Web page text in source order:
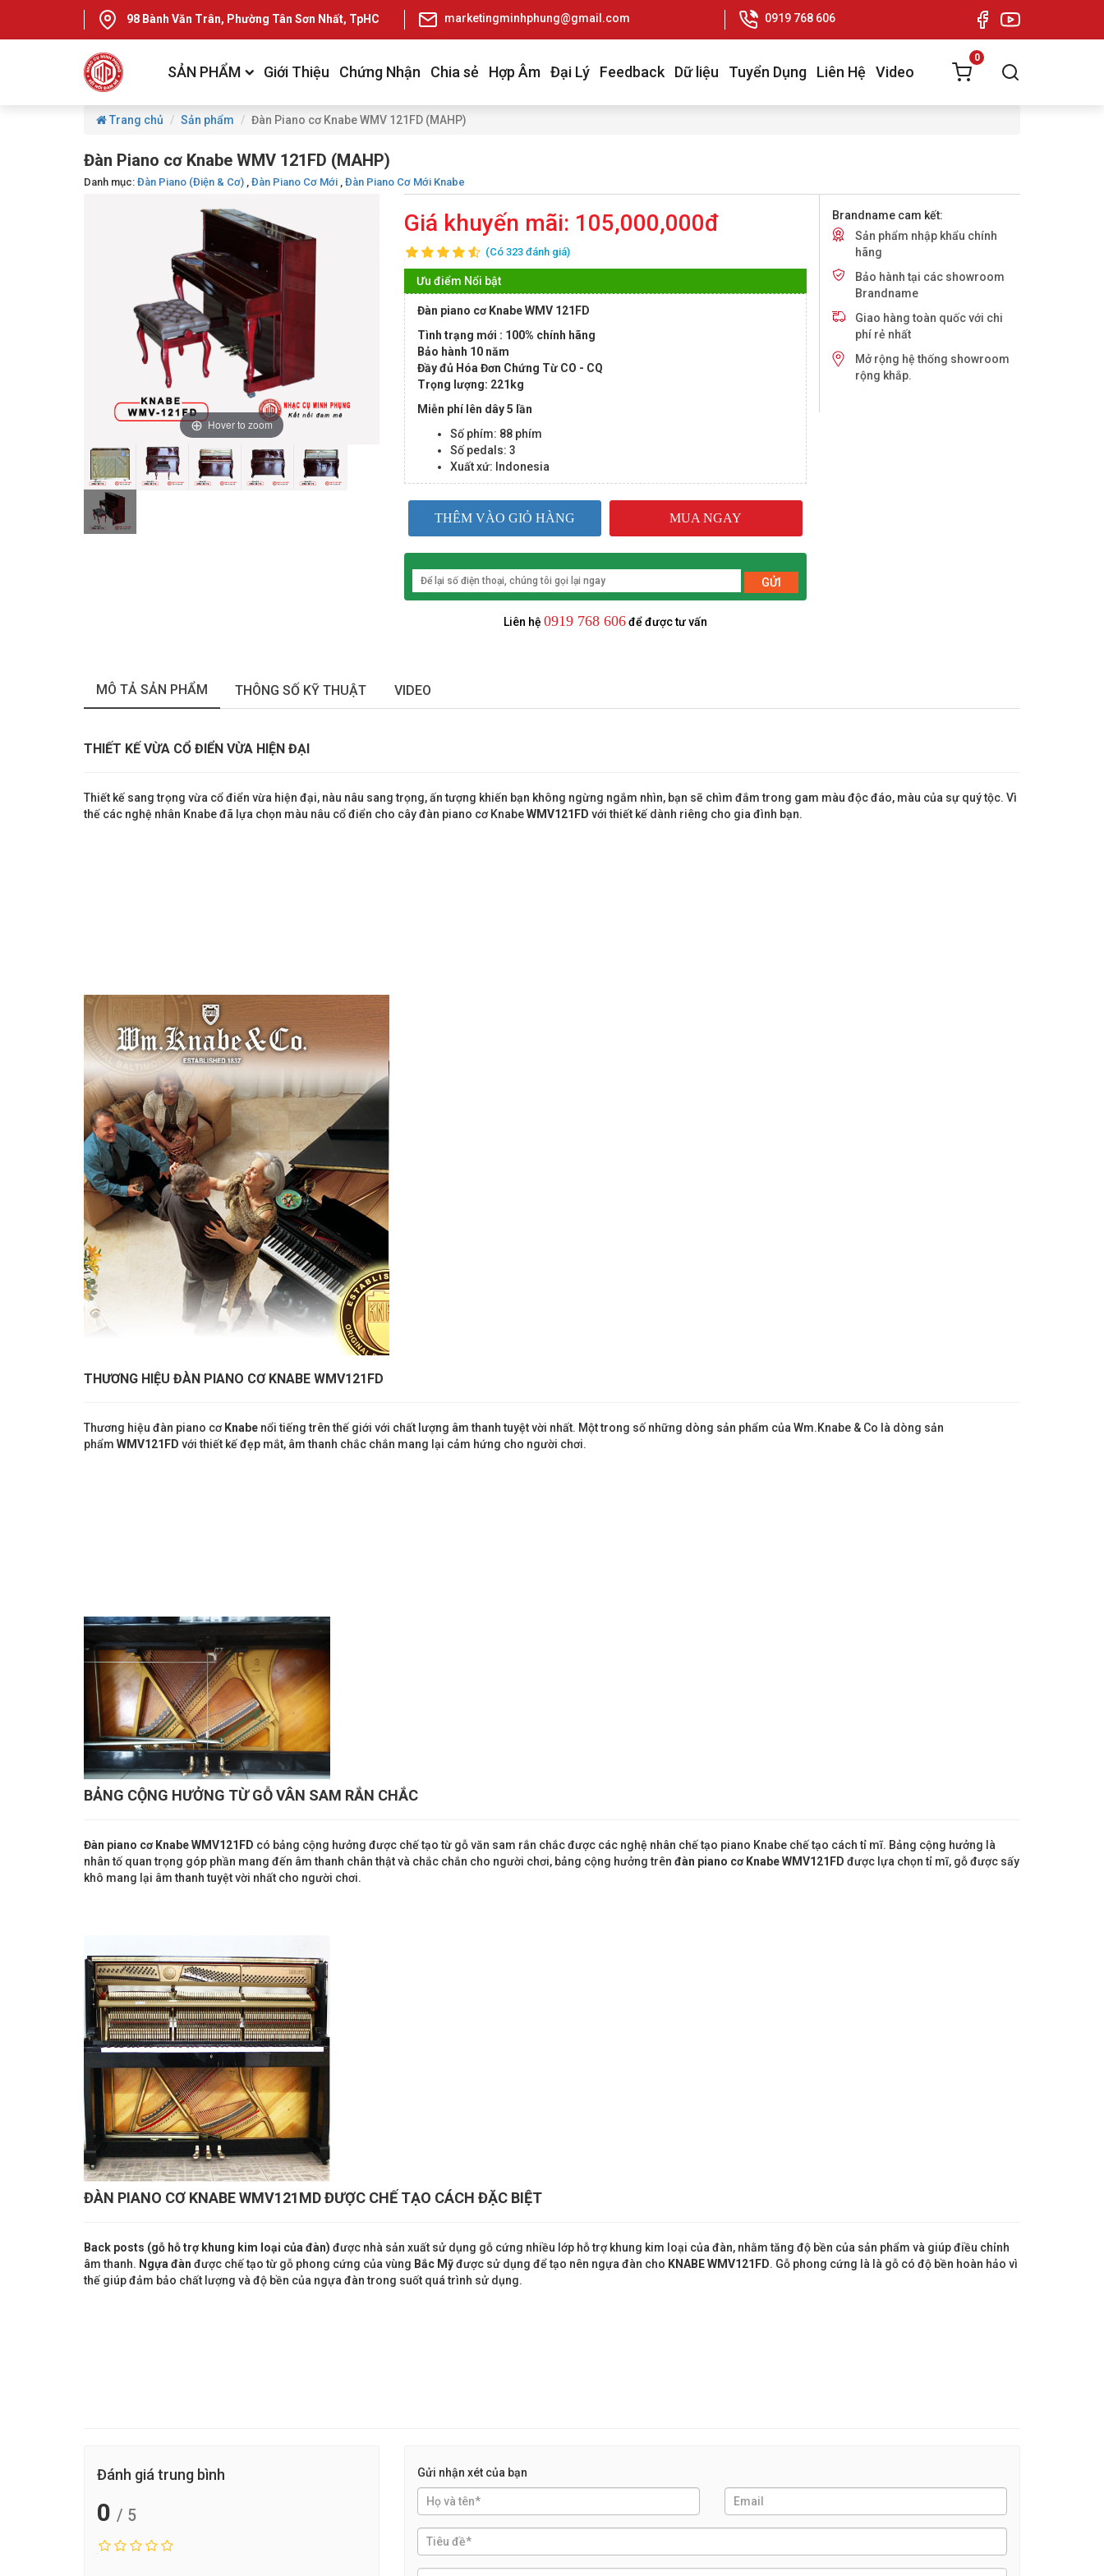
98 Bành Văn Trân, Phường Tân Sơn Nhất, TpHCM marketingminhphung@gmail.com 0919 768 606
SẢN PHẨM Giới Thiệu Chứng Nhận Chia sẻ Hợp Âm Đại Lý Feedback Dữ liệu Tuyển Dụng Liên Hệ Video
0
Trang chủ Sản phẩm Đàn Piano cơ Knabe WMV 121FD (MAHP)
Đàn Piano cơ Knabe WMV 121FD (MAHP)
Danh mục: Đàn Piano (Điện & Cơ) , Đàn Piano Cơ Mới , Đàn Piano Cơ Mới Knabe
Hover to zoom
Giá khuyến mãi: 105,000,000đ
(Có 323 đánh giá)
Ưu điểm Nổi bật
Đàn piano cơ Knabe WMV 121FD
Tình trạng mới : 100% chính hãng
Bảo hành 10 năm
Đầy đủ Hóa Đơn Chứng Từ CO - CQ
Trọng lượng: 221kg
Miễn phí lên dây 5 lần
Số phím: 88 phím
Số pedals: 3
Xuất xứ: Indonesia
THÊM VÀO GIỎ HÀNG MUA NGAY
GỬI
Liên hệ 0919 768 606để được tư vấn
Brandname cam kết:
Sản phẩm nhập khẩu chính
hãng
Bảo hành tại các showroom
Brandname
Giao hàng toàn quốc với chi
phí rẻ nhất
Mở rộng hệ thống showroom
rộng khắp.
MÔ TẢ SẢN PHẨM THÔNG SỐ KỸ THUẬT VIDEO
THIẾT KẾ VỪA CỔ ĐIỂN VỪA HIỆN ĐẠI
Thiết kế sang trọng vừa cổ điển vừa hiện đại, nàu nâu sang trọng, ấn tượng khiến bạn không ngừng ngắm nhìn, bạn sẽ chìm đắm trong gam màu độc đáo, màu của sự quý tộc. Vì
thế các nghệ nhân Knabe đã lựa chọn màu nâu cổ điển cho cây đàn piano cơ KnabeWMV121FD với thiết kế dành riêng cho gia đình bạn.
THƯƠNG HIỆU ĐÀN PIANO CƠ KNABE WMV121FD
Thương hiệu đàn piano cơ Knabe nổi tiếng trên thế giới với chất lượng âm thanh tuyệt vời nhất. Một trong số những dòng sản phẩm của Wm.Knabe & Co là dòng sản
phẩm WMV121FD với thiết kế đẹp mắt, âm thanh chắc chắn mang lại cảm hứng cho người chơi.
BẢNG CỘNG HƯỞNG TỪ GỖ VÂN SAM RẮN CHẮC
Đàn piano cơ Knabe WMV121FD có bảng cộng hưởng được chế tạo từ gỗ văn sam rắn chắc được các nghệ nhân chế tạo piano Knabe chế tạo cách tỉ mĩ. Bảng cộng hưởng là
nhân tố quan trọng góp phần mang đến âm thanh chân thật và chắc chắn cho người chơi, bảng cộng hưởng trên đàn piano cơ KnabeWMV121FD được lựa chọn tỉ mĩ, gỗ được sấy
khô mang lại âm thanh tuyệt vời nhất cho người chơi.
ĐÀN PIANO CƠ KNABE WMV121MD ĐƯỢC CHẾ TẠO CÁCH ĐẶC BIỆT
Back posts (gỗ hỗ trợ khung kim loại của đàn) được nhà sản xuất sử dụng gỗ cứng nhiều lớp hỗ trợ khung kim loại của đàn, nhằm tăng độ bền của sản phẩm và giúp điều chỉnh
âm thanh. Ngựa đàn được chế tạo từ gỗ phong cứng của vùng Bắc Mỹđược sử dụng để tạo nên ngựa đàn cho KNABE WMV121FD. Gỗ phong cứng là là gỗ có độ bền hoàn hảo vì
thế giúp đảm bảo chất lượng và độ bền của ngựa đàn trong suốt quá trình sử dụng.
Đánh giá trung bình
0 / 5
Gửi nhận xét của bạn